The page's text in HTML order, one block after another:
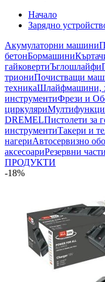
Начало
Зарядно
Акумулаторни машини
бетонБормашини
гайковертиЪглошлайфи
триониПочистващи
техникаШлайфмашини,
инструментиФрези и
циркуляри
DREMELПистолети за
инструментиТакери и
нагериАвтосервизно
аксесоариРезервни части
ПРОДУКТИ
-18%